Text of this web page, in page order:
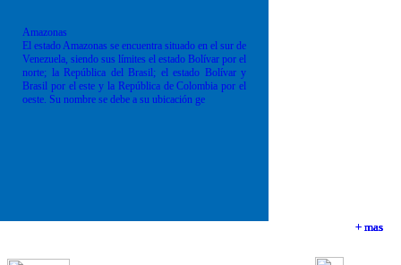
+ mas
+ mas
+ mas
Amazonas
El estado Amazonas se encuentra situado en el sur de
Venezuela, siendo sus límites el estado Bolívar por el
norte; la República del Brasil; el estado Bolívar y
Brasil por el este y la República de Colombia por el
oeste. Su nombre se debe a su ubicación ge
+ mas